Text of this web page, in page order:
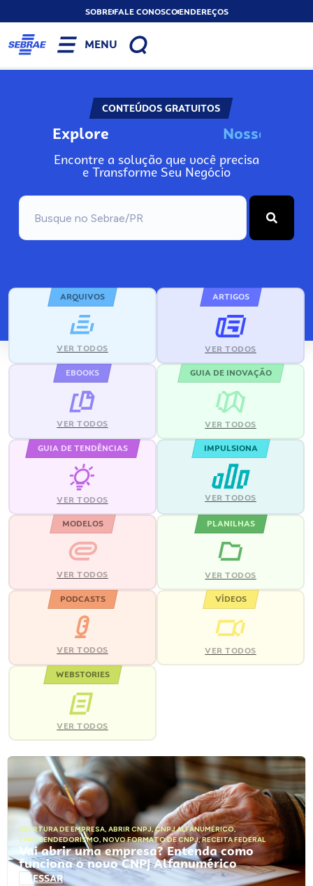
SOBREFALE CONOSCOENDEREÇOS
MENU
CONTEÚDOS GRATUITOS
Explore Noss
Encontre a solução que você precisa
e Transforme Seu Negócio
ARQUIVOS
VER TODOS
ARTIGOS
VER TODOS
EBOOKS
VER TODOS
GUIA DE INOVAÇÃO
VER TODOS
GUIA DE TENDÊNCIAS
VER TODOS
IMPULSIONA
VER TODOS
MODELOS
VER TODOS
PLANILHAS
VER TODOS
PODCASTS
VER TODOS
VÍDEOS
VER TODOS
WEBSTORIES
VER TODOS
ABERTURA DE EMPRESA, ABRIR CNPJ,CNPJ ALFANUMÉRICO,
EMPREENDEDORISMO, NOVO FORMATO DE CNPJ,RECEITA FEDERAL
Vai abrir uma empresa? Entenda como
funciona o novo CNPJ Alfanumérico
ACESSAR